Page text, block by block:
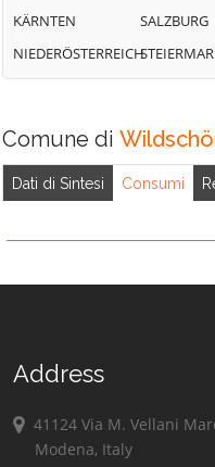
KÄRNTEN
NIEDERÖSTERREICH
SALZBURG
Comune di
Dati di Sintesi Consumi
Address
41124 Via M. Vellani
Modena, Italy